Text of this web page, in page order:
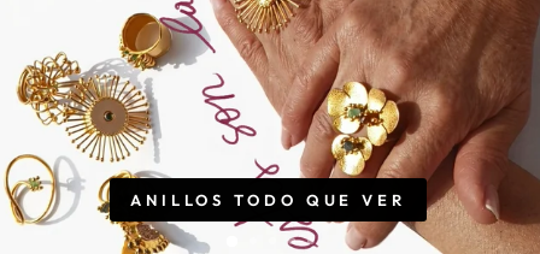
ANILLOS TODO QUE VER